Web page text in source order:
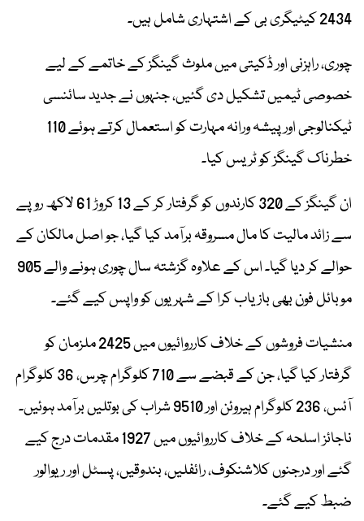
2434 کیٹیگری بی کے اشتہاری شامل ہیں۔
چوری، راہزنی اور ڈکیتی میں ملوث گینگز کے خاتمے کے لیے
خصوصی ٹیمیں تشکیل دی گئیں، جنہوں نے جدید سائنسی
ٹیکنالوجی اور پیشہ ورانہ مہارت کو استعمال کرتے ہوئے 110
خطرناک گینگز کو ٹریس کیا۔
ان گینگز کے 320 کارندوں کو گرفتار کر کے 13 کروڑ 61 لاکھ روپے
سے زائد مالیت کا مال مسروقہ برآمد کیا گیا، جو اصل مالکان کے
حوالے کر دیا گیا۔ اس کے علاوہ گزشتہ سال چوری ہونے والے 905
موبائل فون بھی بازیاب کرا کے شہریوں کو واپس کیے گئے۔
منشیات فروشوں کے خلاف کارروائیوں میں 2425 ملزمان کو
گرفتار کیا گیا، جن کے قبضے سے 710 کلوگرام چرس، 36 کلوگرام
آئس، 236 کلوگرام ہیروئن اور 9510 شراب کی بوتلیں برآمد ہوئیں۔
ناجائز اسلحہ کے خلاف کارروائیوں میں 1927 مقدمات درج کیے
گئے اور درجنوں کلاشنکوف، رائفلیں، بندوقیں، پسٹل اور ریوالور
ضبط کیے گئے۔